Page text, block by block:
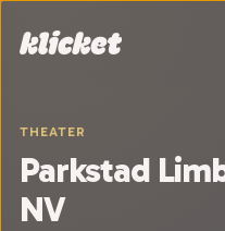
THEATER
Parkstad
NV